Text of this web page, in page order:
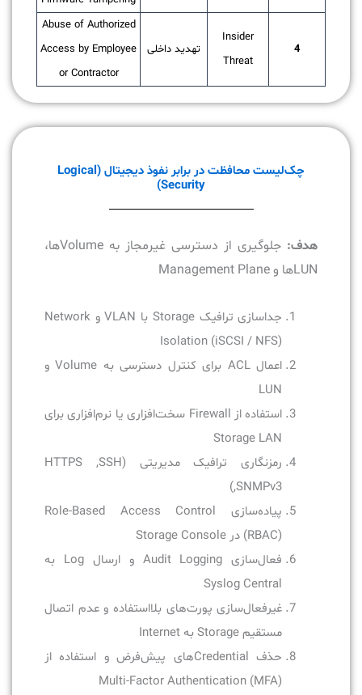
4
Insider
Threat
تهدید داخلی
Abuse of Authorized
Access by Employee
or Contractor
چک‌لیست محافظت در برابر نفوذ دیجیتال (Logical
Security)
هدف:
جلوگیری از دسترسی غیرمجاز به Volumeها،
LUNها و Management Plane
جداسازی ترافیک Storage با VLAN و Network
Isolation (iSCSI / NFS)
اعمال ACL برای کنترل دسترسی به Volume و
LUN
استفاده از Firewall سخت‌افزاری یا نرم‌افزاری برای
Storage LAN
رمزنگاری ترافیک مدیریتی (HTTPS ,SSH
,SNMPv3)
پیاده‌سازی Role-Based Access Control
(RBAC) در Storage Console
فعال‌سازی Audit Logging و ارسال Log به
Syslog Central
غیرفعال‌سازی پورت‌های بلااستفاده و عدم اتصال
مستقیم Storage به Internet
حذف Credentialهای پیش‌فرض و استفاده از
Multi-Factor Authentication (MFA)